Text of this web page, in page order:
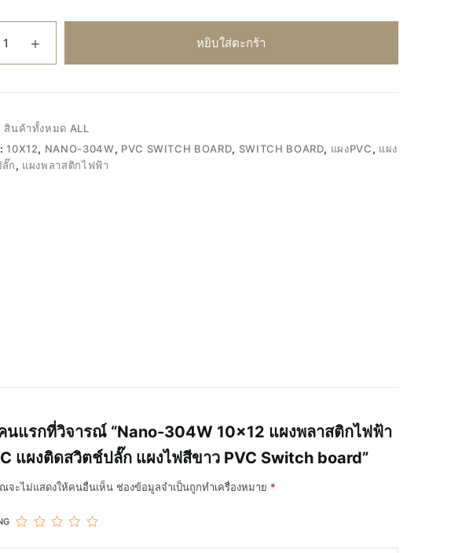
หยิบใส่ตะกร้า
สินค้าทั้งหมด ALL
:10X12, NANO-304W, PVC SWITCH BOARD, SWITCH BOARD, แผงPVC, แผง
ก, แผงพลาสติกไฟฟ้า
นแรกที่วิจารณ์ “Nano-304W 10×12 แผงพลาสติกไฟฟ้า
แผงติดสวิตช์ปลั๊ก แผงไฟสีขาว PVC Switch board”
จะไม่แสดงให้คนอื่นเห็น ช่องข้อมูลจำเป็นถูกทำเครื่องหมาย *